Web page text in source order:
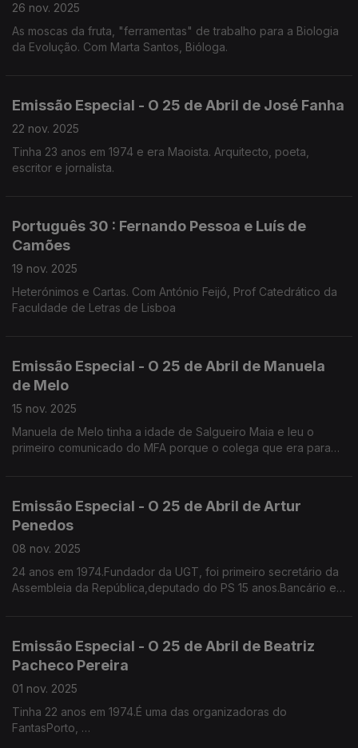
26 nov. 2025
As moscas da fruta, "ferramentas" de trabalho para a Biologia
da Evolução. Com Marta Santos, Bióloga.
Emissão Especial - O 25 de Abril de José Fanha
22 nov. 2025
Tinha 23 anos em 1974 e era Maoista. Arquitecto, poeta,
escritor e jornalista.
Português 30 : Fernando Pessoa e Luís de
Camões
19 nov. 2025
Heterónimos e Cartas. Com António Feijó, Prof Catedrático da
Faculdade de Letras de Lisboa
Emissão Especial - O 25 de Abril de Manuela
de Melo
15 nov. 2025
Manuela de Melo tinha a idade de Salgueiro Maia e leu o
primeiro comunicado do MFA porque o colega que era para
vereadora na CMPorto e deputada. Sem cartão.
Emissão Especial - O 25 de Abril de Artur
Penedos
08 nov. 2025
24 anos em 1974.Fundador da UGT, foi primeiro secretário da
Assembleia da República,deputado do PS 15 anos.Bancário em
Emissão Especial - O 25 de Abril de Beatriz
Pacheco Pereira
01 nov. 2025
Tinha 22 anos em 1974.É uma das organizadoras do
FantasPorto,